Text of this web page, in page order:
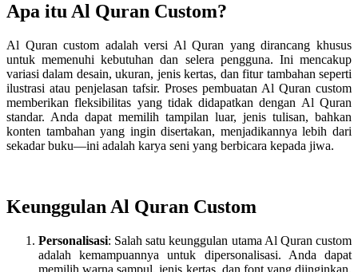
Apa itu Al Quran Custom?
Al Quran custom adalah versi Al Quran yang dirancang khusus
untuk memenuhi kebutuhan dan selera pengguna. Ini mencakup
variasi dalam desain, ukuran, jenis kertas, dan fitur tambahan seperti
ilustrasi atau penjelasan tafsir. Proses pembuatan Al Quran custom
memberikan fleksibilitas yang tidak didapatkan dengan Al Quran
standar. Anda dapat memilih tampilan luar, jenis tulisan, bahkan
konten tambahan yang ingin disertakan, menjadikannya lebih dari
sekadar buku—ini adalah karya seni yang berbicara kepada jiwa.
Keunggulan Al Quran Custom
Personalisasi: Salah satu keunggulan utama Al Quran custom
adalah kemampuannya untuk dipersonalisasi. Anda dapat
memilih warna sampul, jenis kertas, dan font yang diinginkan.